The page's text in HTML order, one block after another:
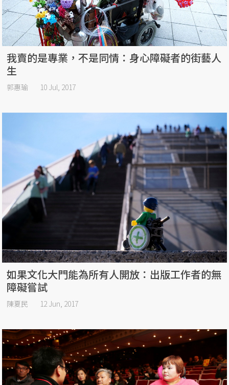
我賣的是專業，不是同情：身心障礙者的街藝人
生
郭惠瑜 10 Jul, 2017
如果文化大門能為所有人開放：出版工作者的無
障礙嘗試
陳夏民 12 Jun, 2017